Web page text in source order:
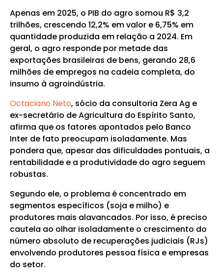
Apenas em 2025, o PIB do agro somou R$ 3,2
trilhões, crescendo 12,2% em valor e 6,75% em
quantidade produzida em relação a 2024. Em
geral, o agro responde por metade das
exportações brasileiras de bens, gerando 28,6
milhões de empregos na cadeia completa, do
insumo à agroindústria.
Octaciano Neto, sócio da consultoria Zera Ag e
ex-secretário de Agricultura do Espírito Santo,
afirma que os fatores apontados pelo Banco
Inter de fato preocupam isoladamente. Mas
pondera que, apesar das dificuldades pontuais, a
rentabilidade e a produtividade do agro seguem
robustas.
Segundo ele, o problema é concentrado em
segmentos específicos (soja e milho) e
produtores mais alavancados. Por isso, é preciso
cautela ao olhar isoladamente o crescimento do
número absoluto de recuperações judiciais (RJs)
envolvendo produtores pessoa física e empresas
do setor.